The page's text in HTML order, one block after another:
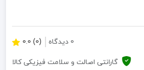
0 دیدگاه (0) 0.0
گارانتی اصالت و سلامت فیزیکی کالا